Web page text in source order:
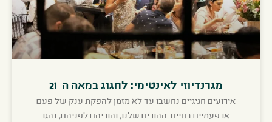
מגרנדיוזי לאינטימי: לחגוג במאה ה-21
אירועים חגיגיים נחשבו עד לא מזמן להפקת ענק של פעם
או פעמיים בחיים. ההורים שלנו, והוריהם לפניהם, נהגו